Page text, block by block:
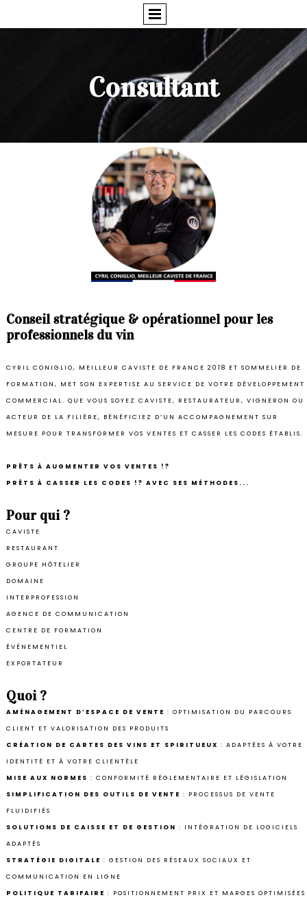
Consultant
Conseil stratégique & opérationnel pour les
professionnels du vin
CYRIL CONIGLIO, MEILLEUR CAVISTE DE FRANCE 2018 ET SOMMELIER DE
FORMATION, MET SON EXPERTISE AU SERVICE DE VOTRE DÉVELOPPEMENT
COMMERCIAL. QUE VOUS SOYEZ CAVISTE, RESTAURATEUR, VIGNERON OU
ACTEUR DE LA FILIÈRE, BÉNÉFICIEZ D’UN ACCOMPAGNEMENT SUR
MESURE POUR TRANSFORMER VOS VENTES ET CASSER LES CODES ÉTABLIS.
PRÊTS À AUGMENTER VOS VENTES !?
PRÊTS À CASSER LES CODES !? AVEC SES MÉTHODES...
Pour qui ?
CAVISTE
RESTAURANT
GROUPE HÔTELIER
DOMAINE
INTERPROFESSION
AGENCE DE COMMUNICATION
CENTRE DE FORMATION
ÉVÉNEMENTIEL
EXPORTATEUR
Quoi ?
AMÉNAGEMENT D’ESPACE DE VENTE : OPTIMISATION DU PARCOURS
CLIENT ET VALORISATION DES PRODUITS
CRÉATION DE CARTES DES VINS ET SPIRITUEUX : ADAPTÉES À VOTRE
IDENTITÉ ET À VOTRE CLIENTÈLE
MISE AUX NORMES : CONFORMITÉ RÉGLEMENTAIRE ET LÉGISLATION
SIMPLIFICATION DES OUTILS DE VENTE : PROCESSUS DE VENTE
FLUIDIFIÉS
SOLUTIONS DE CAISSE ET DE GESTION : INTÉGRATION DE LOGICIELS
ADAPTÉS
STRATÉGIE DIGITALE : GESTION DES RÉSEAUX SOCIAUX ET
COMMUNICATION EN LIGNE
POLITIQUE TARIFAIRE : POSITIONNEMENT PRIX ET MARGES OPTIMISÉES